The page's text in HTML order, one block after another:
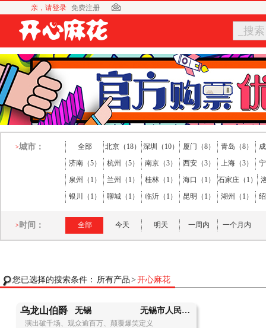
亲，请登录 免费注册
_搜索
>城市： 全部 北京（18） 深圳（10） 厦门（8） 青岛（8）
济南（5）
杭州（5） 南京（3） 西安（3） 上海（3）
泉州（1）
兰州（1） 桂林（1） 海口（1） 石家庄（1）
银川（1）
聊城（1） 临沂（1） 昆明（1） 湖州（1）
>时间： 全部 今天 明天 一周内 一个月内
您已选择的搜索条件： 所有产品 > 开心麻花
乌龙山伯爵 无锡 无锡市人民大会堂
演出破千场、观众逾百万、颠覆爆笑定义